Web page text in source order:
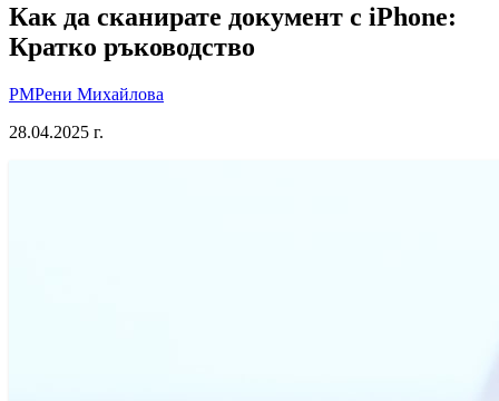
Как да сканирате документ с iPhone:
Кратко ръководство
РМРени Михайлова
28.04.2025 г.